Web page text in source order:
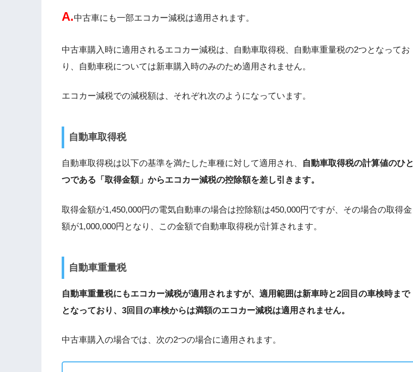
A.中古車にも一部エコカー減税は適用されます。
中古車購入時に適用されるエコカー減税は、自動車取得税、自動車重量税の2つとなってお
り、自動車税については新車購入時のみのため適用されません。
エコカー減税での減税額は、それぞれ次のようになっています。
自動車取得税
自動車取得税は以下の基準を満たした車種に対して適用され、
自動車取得税の計算値のひと
つである「取得金額」からエコカー減税の控除額を差し引きます。
取得金額が1,450,000円の電気自動車の場合は控除額は450,000円ですが、その場合の取得金
額が1,000,000円となり、この金額で自動車取得税が計算されます。
自動車重量税
自動車重量税にもエコカー減税が適用されますが、適用範囲は新車時と2回目の車検時まで
となっており、3回目の車検からは満額のエコカー減税は適用されません。
中古車購入の場合では、次の2つの場合に適用されます。